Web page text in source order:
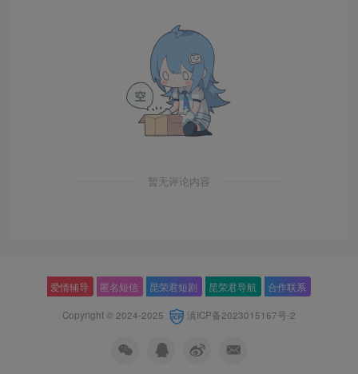
暂无评论内容
爱情辅导 匿名短信 昆荣君短剧 昆荣君导航 合作联系
Copyright © 2024-2025 滇ICP备2023015167号-2